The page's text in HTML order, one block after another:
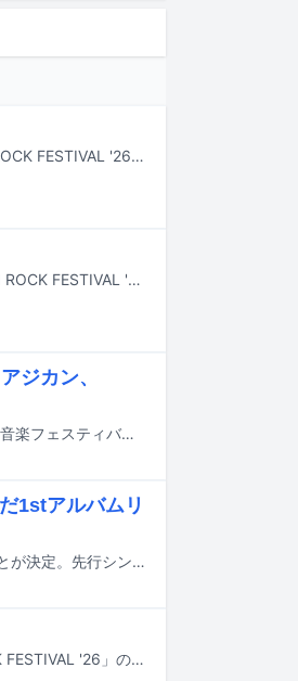
7月24日から26日まで新潟・苗場スキー場で行われる野外フェスティバル「FUJI ROCK FESTIVAL '26」より、Amazon Musicアプリ、Prime Video、Twitchでライブ配信されるアーティストとタイムテーブルがフェスの公式サイトにて公開された。
7月24日から26日まで新潟・苗場スキー場で開催される野外フェスティバル「FUJI ROCK FESTIVAL '26」の模様が、9月19日から21日の3日間にわたりフジテレビNEXT ライブ・プレミアムおよびフジテレビNEXTsmartで放送、配信される。
ジカン、
8月28日から30日までの3日間、山梨・山中湖交流プラザ きららにて行われる野外音楽フェスティバル「SPACE SHOWER SWEET LOVE SHOWER 2026」のタイムテーブルが発表された。
1stアルバムリ
下中洋介（DYGL）の1stアルバム「SHIMONAKA」が8月19日にリリースされることが決定。先行シングル「Private Jet」が本日7月1日に配信リリースされた。
7月24日から26日まで新潟・苗場スキー場で行われる野外音楽フェス「FUJI ROCK FESTIVAL '26」のタイムテーブルが公開された。